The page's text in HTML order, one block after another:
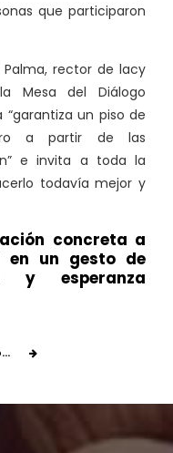
que participaron
Palma, rector de lacy
Mesa del Diálogo
“garantiza un piso de
a partir de las
e invita a toda la
todavía mejor y
concreta a
en un gesto de
y esperanza